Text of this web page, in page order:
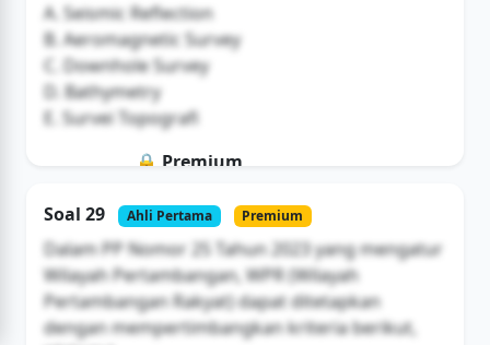
A. Seismic Reflection
B. Aeromagnetic Survey
C. Downhole Survey
D. Bathymetry
E. Survei Topografi
🔒 Premium
Buka Akses
Soal 29 Ahli Pertama Premium
Dalam PP Nomor 25 Tahun 2023 yang mengatur
Wilayah Pertambangan, WPR (Wilayah
Pertambangan Rakyat) dapat ditetapkan
dengan mempertimbangkan kriteria berikut,